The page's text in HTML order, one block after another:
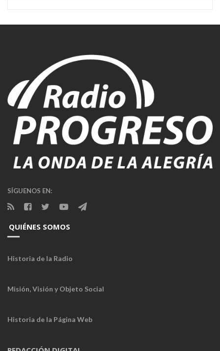
SÍGUENOS EN:
QUIÉNES SOMOS
Historia de la Radio
Misión, Visión y Objeto Social
Historia de la Página Web